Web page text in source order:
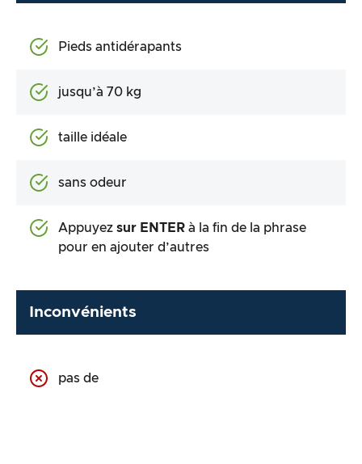
Pieds antidérapants
jusqu’à 70 kg
taille idéale
sans odeur
Appuyez sur ENTER à la fin de la phrase
pour en ajouter d’autres
Inconvénients
pas de